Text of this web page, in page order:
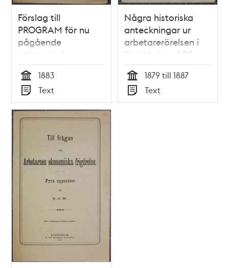
Förslag till
PROGRAM för nu
pågående
arbetsrörelse
[Arbetarnes ring]
Tid
1883
Typ
Text
Några historiska
anteckningar ur
arbetarerörelsen i
Stockholm af P.S.
och C.A.W.
Tid
1879 till 1887
Typ
Text